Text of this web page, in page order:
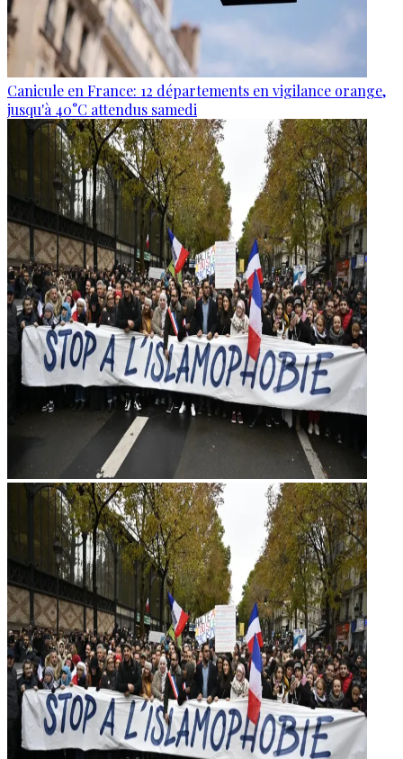
Canicule en France: 12 départements en vigilance orange,
jusqu'à 40°C attendus samedi